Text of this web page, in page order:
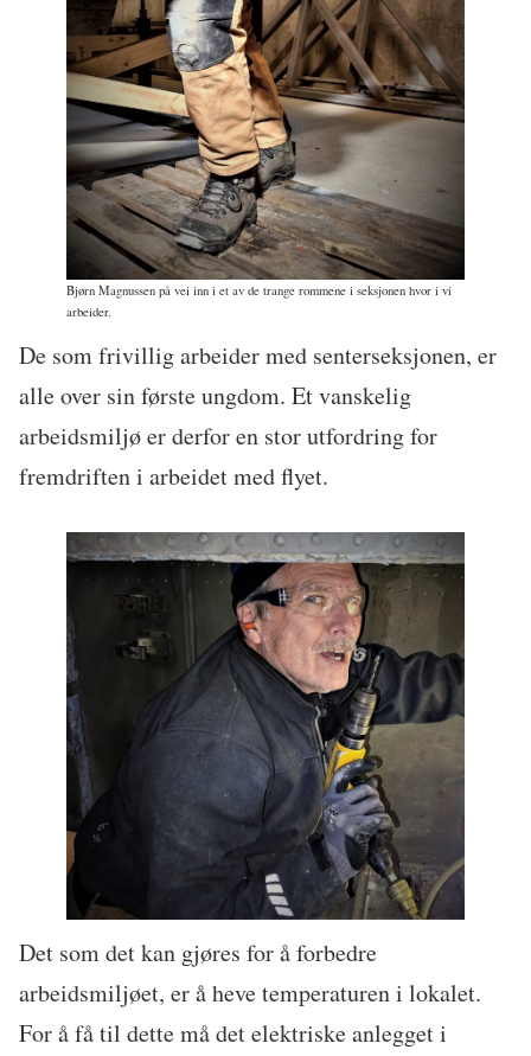
Bjørn Magnussen på vei inn i et av de trange rommene i seksjonen hvor i vi
arbeider.
De som frivillig arbeider med senterseksjonen, er
alle over sin første ungdom. Et vanskelig
arbeidsmiljø er derfor en stor utfordring for
fremdriften i arbeidet med flyet.
Det som det kan gjøres for å forbedre
arbeidsmiljøet, er å heve temperaturen i lokalet.
For å få til dette må det elektriske anlegget i